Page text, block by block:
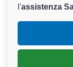
l'assistenza